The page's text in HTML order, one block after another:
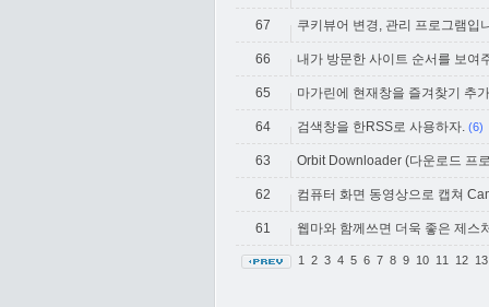
67 쿠키뷰어 변경, 관리 프로그램입
66 내가 방문한 사이트 순서를 보여
65 마가린에 현재창을 즐겨찾기 추
64 검색창을 한RSS로 사용하자. (6)
63 Orbit Downloader (다운로드 프
62 컴퓨터 화면 동영상으로 캡쳐
61 웹마와 함께쓰면 더욱 좋은 제스
1 2 3 4 5 6 7 8 9 10 11 12